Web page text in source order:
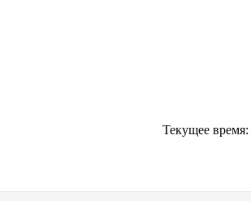
Текущее время: